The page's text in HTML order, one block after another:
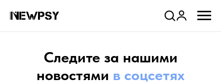
Следите за нашими
новостями в соцсетях